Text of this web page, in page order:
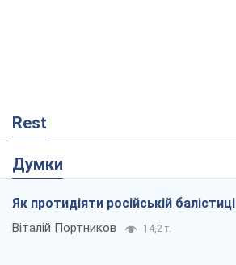
Rest
Думки
Як протидіяти російській балістиці
Віталій Портников 14,2 т.